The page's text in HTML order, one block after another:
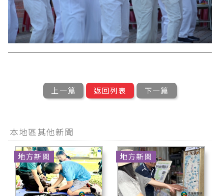
上一篇 返回列表 下一篇
本地區其他新聞
地方新聞 地方新聞